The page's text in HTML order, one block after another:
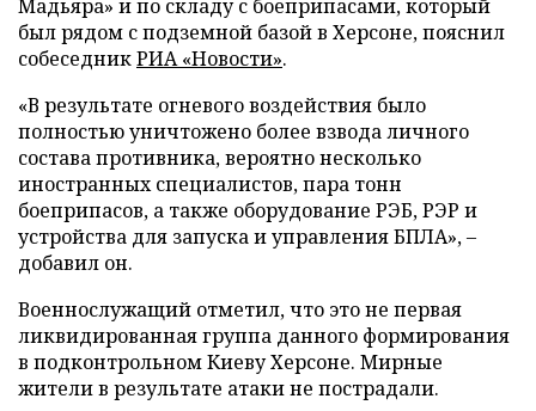
Мадьяра» и по складу с боеприпасами, который
был рядом с подземной базой в Херсоне, пояснил
собеседникРИА «Новости».
«В результате огневого воздействия было
полностью уничтожено более взвода личного
состава противника, вероятно несколько
иностранных специалистов, пара тонн
боеприпасов, а также оборудование РЭБ, РЭР и
устройства для запуска и управления БПЛА», –
добавил он.
Военнослужащий отметил, что это не первая
ликвидированная группа данного формирования
в подконтрольном Киеву Херсоне. Мирные
жители в результате атаки не пострадали.